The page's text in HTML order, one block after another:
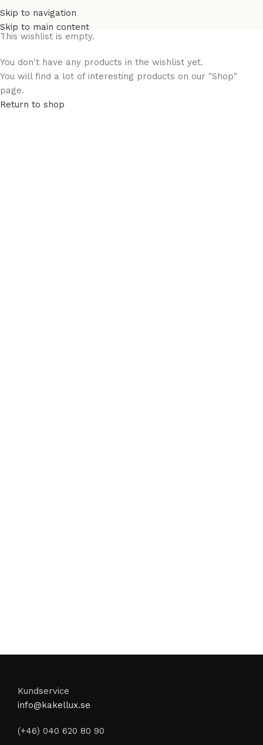
Skip to navigation
Skip to main content
This wishlist is empty.
You don't have any products in the wishlist yet.
You will find a lot of interesting products on our "Shop"
page.
Return to shop
Kundservice
info@kakellux.se
(+46) 040 620 80 90